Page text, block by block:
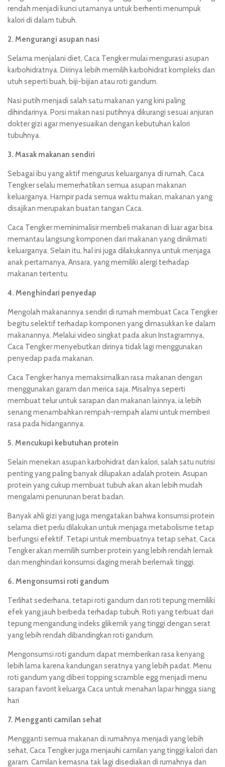
rendah menjadi kunci utamanya untuk berhenti menumpuk
kalori di dalam tubuh.
2. Mengurangi asupan nasi
Selama menjalani diet, Caca Tengker mulai mengurasi asupan
karbohidratnya. Dirinya lebih memilih karbohidrat kompleks dan
utuh seperti buah, biji-bijian atau roti gandum.
Nasi putih menjadi salah satu makanan yang kini paling
dihindarinya. Porsi makan nasi putihnya dikurangi sesuai anjuran
dokter gizi agar menyesuaikan dengan kebutuhan kalori
tubuhnya.
3. Masak makanan sendiri
Sebagai ibu yang aktif mengurus keluarganya di rumah, Caca
Tengker selalu memerhatikan semua asupan makanan
keluarganya. Hampir pada semua waktu makan, makanan yang
disajikan merupakan buatan tangan Caca.
Caca Tengker meminimalisir membeli makanan di luar agar bisa
memantau langsung komponen dari makanan yang dinikmati
keluarganya. Selain itu, hal ini juga dilakukannya untuk menjaga
anak pertamanya, Ansara, yang memiliki alergi terhadap
makanan tertentu.
4. Menghindari penyedap
Mengolah makanannya sendiri di rumah membuat Caca Tengker
begitu selektif terhadap komponen yang dimasukkan ke dalam
makanannya. Melalui video singkat pada akun Instagramnya,
Caca Tengker menyebutkan dirinya tidak lagi menggunakan
penyedap pada makanan.
Caca Tengker hanya memaksimalkan rasa makanan dengan
menggunakan garam dan merica saja. Misalnya seperti
membuat telur untuk sarapan dan makanan lainnya, ia lebih
senang menambahkan rempah-rempah alami untuk memberi
rasa pada hidangannya.
5. Mencukupi kebutuhan protein
Selain menekan asupan karbohidrat dan kalori, salah satu nutrisi
penting yang paling banyak dilupakan adalah protein. Asupan
protein yang cukup membuat tubuh akan akan lebih mudah
mengalami penurunan berat badan.
Banyak ahli gizi yang juga mengatakan bahwa konsumsi protein
selama diet perlu dilakukan untuk menjaga metabolisme tetap
berfungsi efektif. Tetapi untuk membuatnya tetap sehat, Caca
Tengker akan memilih sumber protein yang lebih rendah lemak
dan menghindari konsumsi daging merah berlemak tinggi.
6. Mengonsumsi roti gandum
Terlihat sederhana, tetapi roti gandum dan roti tepung memiliki
efek yang jauh berbeda terhadap tubuh. Roti yang terbuat dari
tepung mengandung indeks glikemik yang tinggi dengan serat
yang lebih rendah dibandingkan roti gandum.
Mengonsumsi roti gandum dapat memberikan rasa kenyang
lebih lama karena kandungan seratnya yang lebih padat. Menu
roti gandum yang diberi topping scramble egg menjadi menu
sarapan favorit keluarga Caca untuk menahan lapar hingga siang
hari
7. Mengganti camilan sehat
Mengganti semua makanan di rumahnya menjadi yang lebih
sehat, Caca Tengker juga menjauhi camilan yang tinggi kalori dan
garam. Camilan kemasna tak lagi disediakan di rumahnya dan